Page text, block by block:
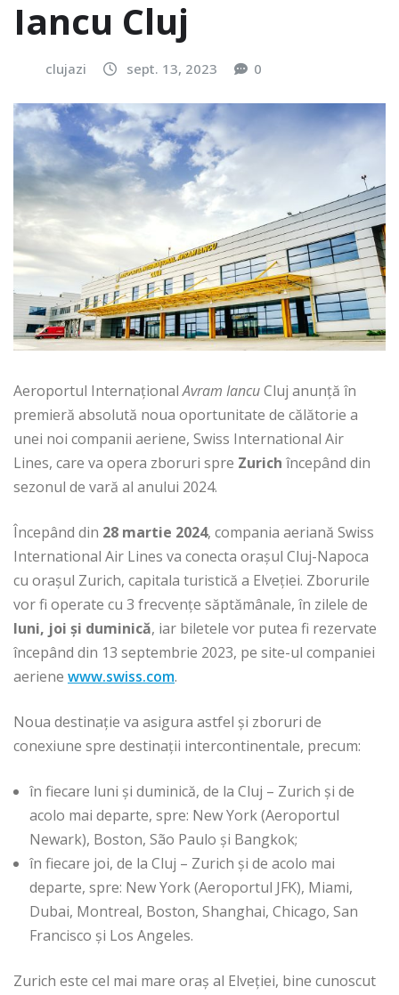
Iancu Cluj
clujazi sept. 13, 2023 0
Aeroportul InternaționalAvram IancuCluj anunță în
premieră absolută noua oportunitate de călătorie a
unei noi companii aeriene, Swiss International Air
Lines, care va opera zboruri spre Zurich începând din
sezonul de vară al anului 2024.
Începând din 28 martie 2024, compania aeriană Swiss
International Air Lines va conecta orașul Cluj-Napoca
cu orașul Zurich, capitala turistică a Elveţiei. Zborurile
vor fi operate cu 3 frecvenţe săptămânale, în zilele de
luni, joi şi duminică, iar biletele vor putea fi rezervate
începând din 13 septembrie 2023, pe site-ul companiei
aeriene www.swiss.com.
Noua destinaţie va asigura astfel şi zboruri de
conexiune spre destinaţii intercontinentale, precum:
în fiecare luni şi duminică, de la Cluj – Zurich şi de
acolo mai departe, spre: New York (Aeroportul
Newark), Boston, São Paulo şi Bangkok;
în fiecare joi, de la Cluj – Zurich şi de acolo mai
departe, spre: New York (Aeroportul JFK), Miami,
Dubai, Montreal, Boston, Shanghai, Chicago, San
Francisco şi Los Angeles.
Zurich este cel mai mare oraş al Elveţiei, bine cunoscut